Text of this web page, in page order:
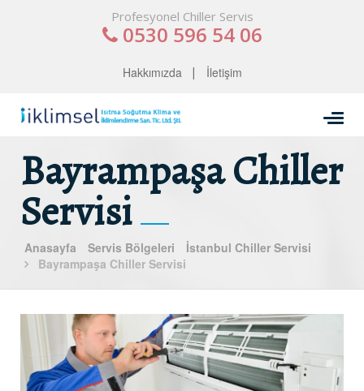
Profesyonel Chiller Servis
0530 596 54 06
Hakkımızda İletişim
Bayrampaşa Chiller
Servisi
Anasayfa Servis Bölgeleri
İstanbul Chiller Servisi
Bayrampaşa Chiller Servisi